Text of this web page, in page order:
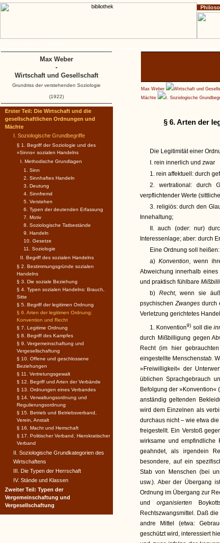
Max Weber
Wirtschaft und
Mächte
I. Soziologische
§ 6. Arten der
Die Legitimität einer
I. rein innerlich und zwar
1. rein affektuell: durch
2. wertrational: durch
verpflichtender Werte
3. religiös: durch den
Innehaltung;
II. auch (oder: nur)
Interessenlage; aber: durch
Eine Ordnung soll heißen:
a) Konvention, wenn
Abweichung innerhalb
und praktisch fühlbare
b) Recht, wenn sie
psychischenZwanges durch
Verletzung gerichtetes
1. Konvention9) soll die
durch Mißbilligung gegen
Recht (im hier
eingestellte Menschenstab.
»Freiwilligkeit« der
üblichen Sprachgebrauch
Befolgung der »Konvention«
anständig geltenden
wird dem Einzelnen als
durchaus nicht – wie etwa
freigestellt. Ein Verstoß
wirksame und empfindliche
geahndet, als irgendein
besondere, auf ein
Stab von Menschen (bei
usw.). Aber der Übergang
Ordnung im Übergang zur
und organisierten
Rechtszwangsmittel. Daß
andre Mittel (etwa:
geschützt wird, interessiert
Erster Teil: Die Wirtschaft und die
gesellschaftlichen Ordnungen und
Mächte
I. Soziologische Grundbegriffe
§ 1. Begriff der Soziologie und des
»Sinns« sozialen Handelns
I. Methodische Grundlagen
1. Sinn
2. Sinnhaftes Handeln
3. Deutung
4. Sinnfremd
5. Verstehen
6. Typen der deutenden Erfassung
7. Motiv
8. Soziologische Tatbestände
9. Handeln
10. Gesetze
11. Soziologie
II. Begriff des sozialen Handelns
§ 2. Bestimmungsgründe sozialen
Handelns
§ 3. Die soziale Beziehung
§ 4. Typen sozialen Handelns: Brauch,
Sitte
§ 5. Begriff der legitimen Ordnung
§ 6. Arten der legitimen Ordnung:
Konvention und Recht
§ 7. Legitime Ordnung
§ 8. Begriff des Kampfes
§ 9. Vergemeinschaftung und
Vergesellschaftung
§ 10. Offene und geschlossene
Beziehungen
§ 11. Vertretungsgewalt
§ 12. Begriff und Arten der Verbände
§ 13. Ordnungen eines Verbandes
§ 14. Verwaltungsordnung und
Regulierungsordnung
§ 15. Betrieb und Betriebsverband,
Verein, Anstalt
§ 16. Macht und Herrschaft
§ 17. Politischer Verband, Hierokratischer
Verband
II. Soziologische Grundkategorien des
Wirtschaftens
III. Die Typen der Herrschaft
IV. Stände und Klassen
Zweiter Teil: Typen der
Vergemeinschaftung und
Vergesellschaftung
Max Weber
-
Wirtschaft und Gesellschaft
Grundriss der verstehenden Soziologie
(1922)